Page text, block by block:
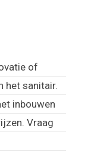
of
het sanitair.
inbouwen
Vraag